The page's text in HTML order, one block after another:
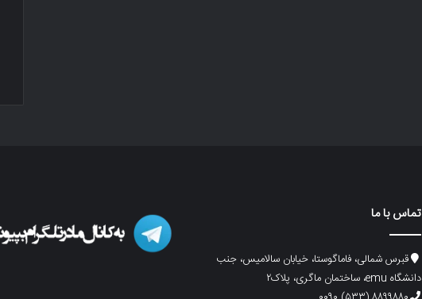
تماس با ما
قبرس شمالی، فاماگوستا، خیابان سالامیس، جنب
دانشگاه emu، ساختمان ماگری، پلاک۲